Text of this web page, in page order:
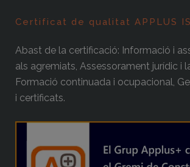
Certificat de qualitat APPLUS
Abast de la certificació: Informació i
als agremiats, Assessorament jurídic i
Formació continuada i ocupacional,
i certificats.